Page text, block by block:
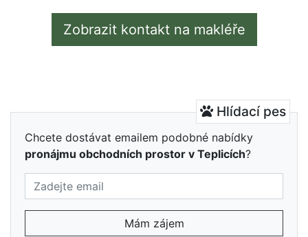
Zobrazit kontakt na makléře
Hlídací pes
Chcete dostávat emailem podobné nabídky
pronájmu obchodních prostor v Teplicích?
Mám zájem